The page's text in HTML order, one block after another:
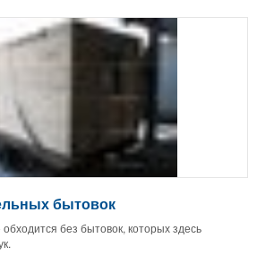
бытовок
без бытовок, которых здесь